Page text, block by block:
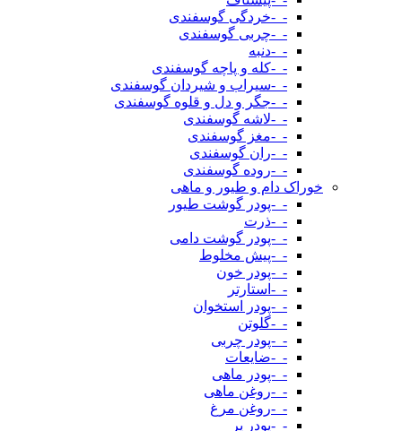
-_-خردگی گوسفندی
-_-چربی گوسفندی
-_-دنبه
-_-کله و پاچه گوسفندی
-_-سیراب و شیردان گوسفندی
-_-جگر و دل و قلوه گوسفندی
-_-لاشه گوسفندی
-_-مغز گوسفندی
-_-ران گوسفندی
-_-روده گوسفندی
خوراک دام و طیور و ماهی
-_-پودر گوشت طیور
-_-ذرت
-_-پودر گوشت دامی
-_-پیش مخلوط
-_-پودر خون
-_-استارتر
-_-پودر استخوان
-_-گلوتن
-_-پودر چربی
-_-ضایعات
-_-پودر ماهی
-_-روغن ماهی
-_-روغن مرغ
-_-پودر پر